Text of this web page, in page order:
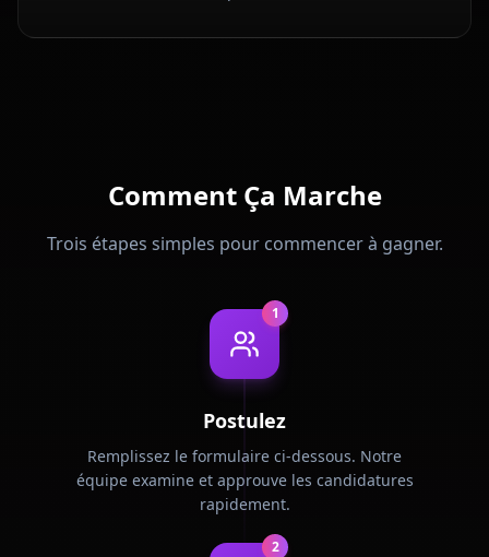
Comment Ça Marche
Trois étapes simples pour commencer à gagner.
1
Postulez
Remplissez le formulaire ci-dessous. Notre
équipe examine et approuve les candidatures
rapidement.
2